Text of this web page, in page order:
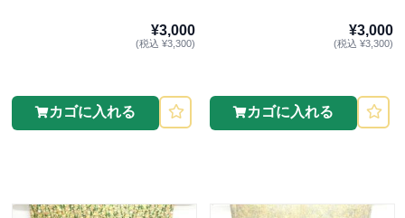
¥3,000
(税込 ¥3,300)
カゴに入れる
¥3,000
(税込 ¥3,300)
カゴに入れる